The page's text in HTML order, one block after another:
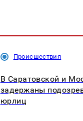
Происшествия
В Саратовской и
задержаны
юрлиц